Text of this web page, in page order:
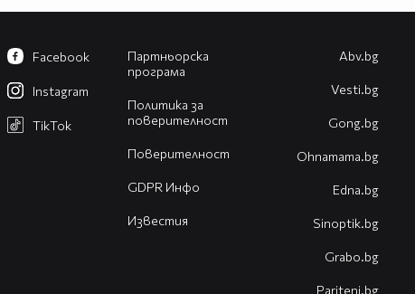
Партньорска
програма
Политика за
поверителност
Поверителност
GDPR Инфо
Известия
Facebook
Instagram
TikTok
Abv.bg
Vesti.bg
Gong.bg
Оhnamama.bg
Edna.bg
Sinoptik.bg
Grabo.bg
Pariteni.bg